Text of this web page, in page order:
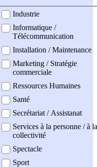
Industrie
Informatique /
Télécommunication
Installation / Maintenance
Marketing / Stratégie
commerciale
Ressources Humaines
Santé
Secrétariat / Assistanat
Services à la personne / à la
collectivité
Spectacle
Sport